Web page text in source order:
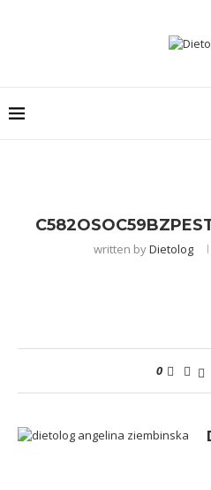
written byDietolog
0